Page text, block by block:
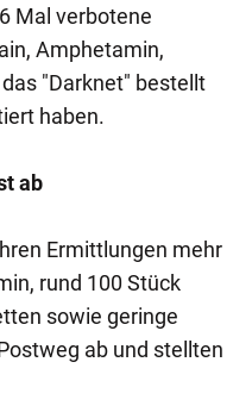
Mal verbotene
Amphetamin,
"Darknet" bestellt
haben.
ab
Ermittlungen mehr
rund 100 Stück
sowie geringe
ab und stellten